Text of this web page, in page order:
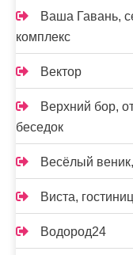
Ваша Гавань,
комплекс
Вектор
Верхний бор,
беседок
Весёлый
Виста,
Водород24